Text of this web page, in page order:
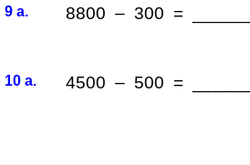
9 a. 8800 – 300 =
10 a. 4500 – 500 =